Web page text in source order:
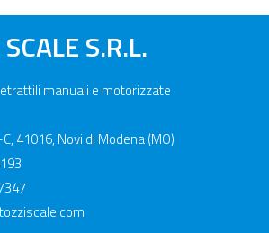
S.R.L.
manuali e motorizzate
41016, Novi di Modena (MO)